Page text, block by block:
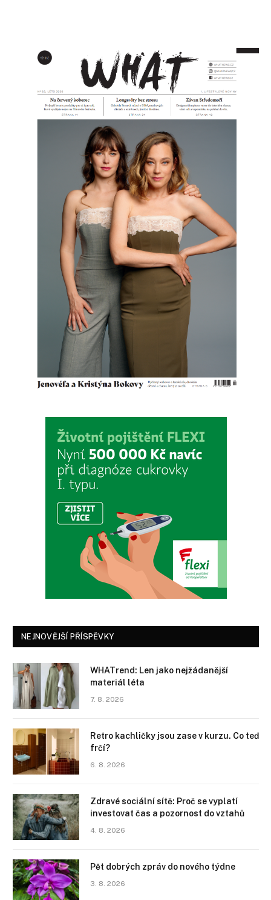
NEJNOVĚJŠÍ PŘÍSPĚVKY
WHATrend: Len jako nejžádanější
materiál léta
7. 8. 2026
Retro kachličky jsou zase v kurzu. Co teď
frčí?
6. 8. 2026
Zdravé sociální sítě: Proč se vyplatí
investovat čas a pozornost do vztahů
4. 8. 2026
Pět dobrých zpráv do nového týdne
3. 8. 2026